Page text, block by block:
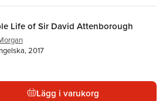
Life of Sir David Attenborough
2017
Lägg i varukorg